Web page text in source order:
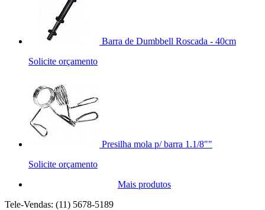
Barra de Dumbbell Roscada - 40cm
Solicite orçamento
Presilha mola p/ barra 1.1/8""
Solicite orçamento
Mais produtos
Tele-Vendas: (11) 5678-5189